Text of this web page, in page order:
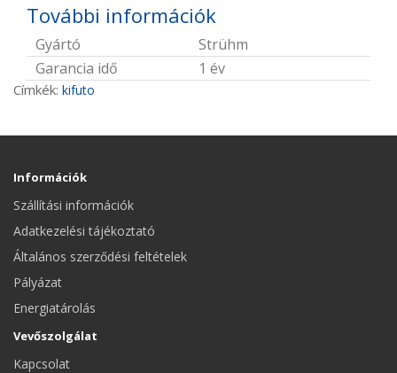
További információk
Gyártó
Strühm
Garancia idő
1 év
Címkék: kifuto
Információk
Szállítási információk
Adatkezelési tájékoztató
Általános szerződési feltételek
Pályázat
Energiatárolás
Vevőszolgálat
Kapcsolat